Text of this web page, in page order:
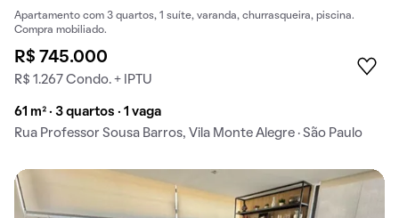
Apartamento com 3 quartos, 1 suíte, varanda, churrasqueira, piscina.
Compra mobiliado.
R$ 745.000
R$ 1.267 Condo. + IPTU
61 m² · 3 quartos · 1 vaga
Rua Professor Sousa Barros, Vila Monte Alegre · São Paulo